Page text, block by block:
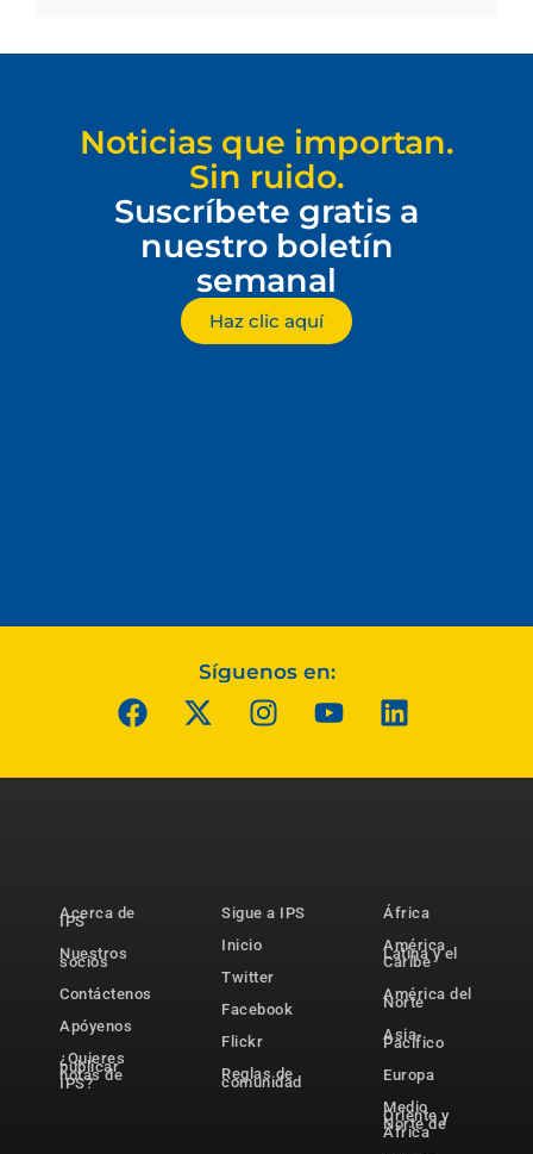
Noticias que importan.
Sin ruido.
Suscríbete gratis a
nuestro boletín
semanal
Haz clic aquí
Síguenos en:
Acerca de
IPS
Nuestros
socios
Contáctenos
Apóyenos
¿Quieres
publicar
notas de
IPS?
Sigue a IPS
Inicio
Twitter
Facebook
Flickr
Reglas de
comunidad
África
América
Latina y el
Caribe
América del
Norte
Asia-
Pacífico
Europa
Medio
Oriente y
Norte de
África